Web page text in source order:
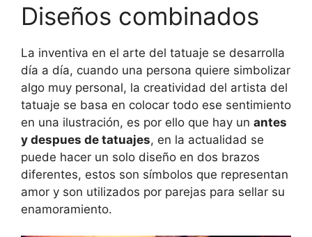
Diseños combinados
La inventiva en el arte del tatuaje se desarrolla
día a día, cuando una persona quiere simbolizar
algo muy personal, la creatividad del artista del
tatuaje se basa en colocar todo ese sentimiento
en una ilustración, es por ello que hay un antes
y despues de tatuajes, en la actualidad se
puede hacer un solo diseño en dos brazos
diferentes, estos son símbolos que representan
amor y son utilizados por parejas para sellar su
enamoramiento.